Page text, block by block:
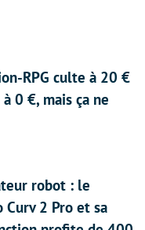
RPG culte à 20 €
0 €, mais ça ne
robot : le
Curv 2 Pro et sa